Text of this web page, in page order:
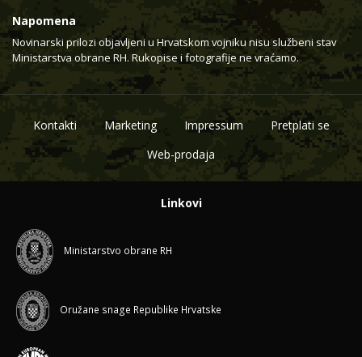
Napomena
Novinarski prilozi objavljeni u Hrvatskom vojniku nisu službeni stav
Ministarstva obrane RH. Rukopise i fotografije ne vraćamo.
Kontakti Marketing Impressum
Pretplati se
Web-prodaja
Linkovi
Ministarstvo obrane RH
Oružane snage Republike Hrvatske